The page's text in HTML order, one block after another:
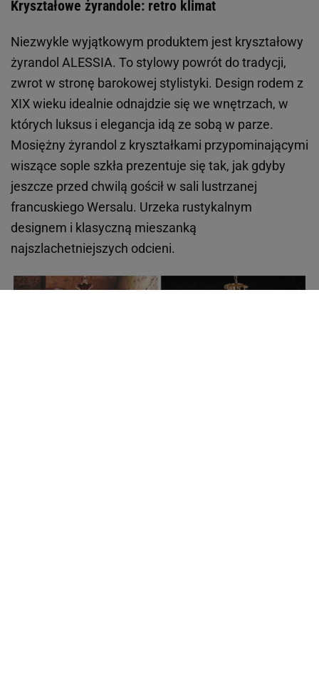
Kryształowe żyrandole: retro klimat
Niezwykle wyjątkowym produktem jest kryształowy
żyrandol ALESSIA. To stylowy powrót do tradycji,
zwrot w stronę barokowej stylistyki. Design rodem z
XIX wieku idealnie odnajdzie się we wnętrzach, w
których luksus i elegancja idą ze sobą w parze.
Mosiężny żyrandol z kryształkami przypominającymi
wiszące sople szkła prezentuje się tak, jak gdyby
jeszcze przed chwilą gościł w sali lustrzanej
francuskiego Wersalu. Urzeka rustykalnym
designem i klasyczną mieszanką
najszlachetniejszych odcieni.